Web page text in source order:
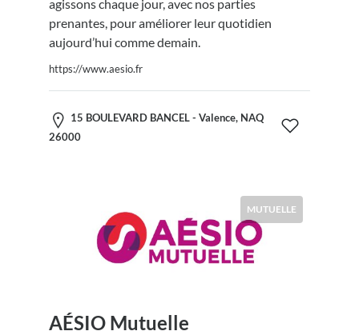
agissons chaque jour, avec nos parties
prenantes, pour améliorer leur quotidien
aujourd’hui comme demain.
https://www.aesio.fr
15 BOULEVARD BANCEL - Valence, NAQ
26000
MUTUELLE
AÉSIO Mutuelle